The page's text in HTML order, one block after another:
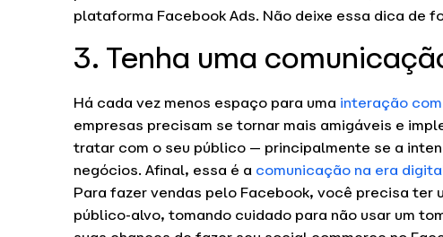
plataforma Facebook Ads. Não deixe essa dica de
3. Tenha uma
Há cada vez menos espaço para uma interação
empresas precisam se tornar mais amigáveis e
tratar com o seu público — principalmente se a
negócios. Afinal, essa é a comunicação na era
Para fazer vendas pelo Facebook, você precisa ter
público-alvo, tomando cuidado para não usar um